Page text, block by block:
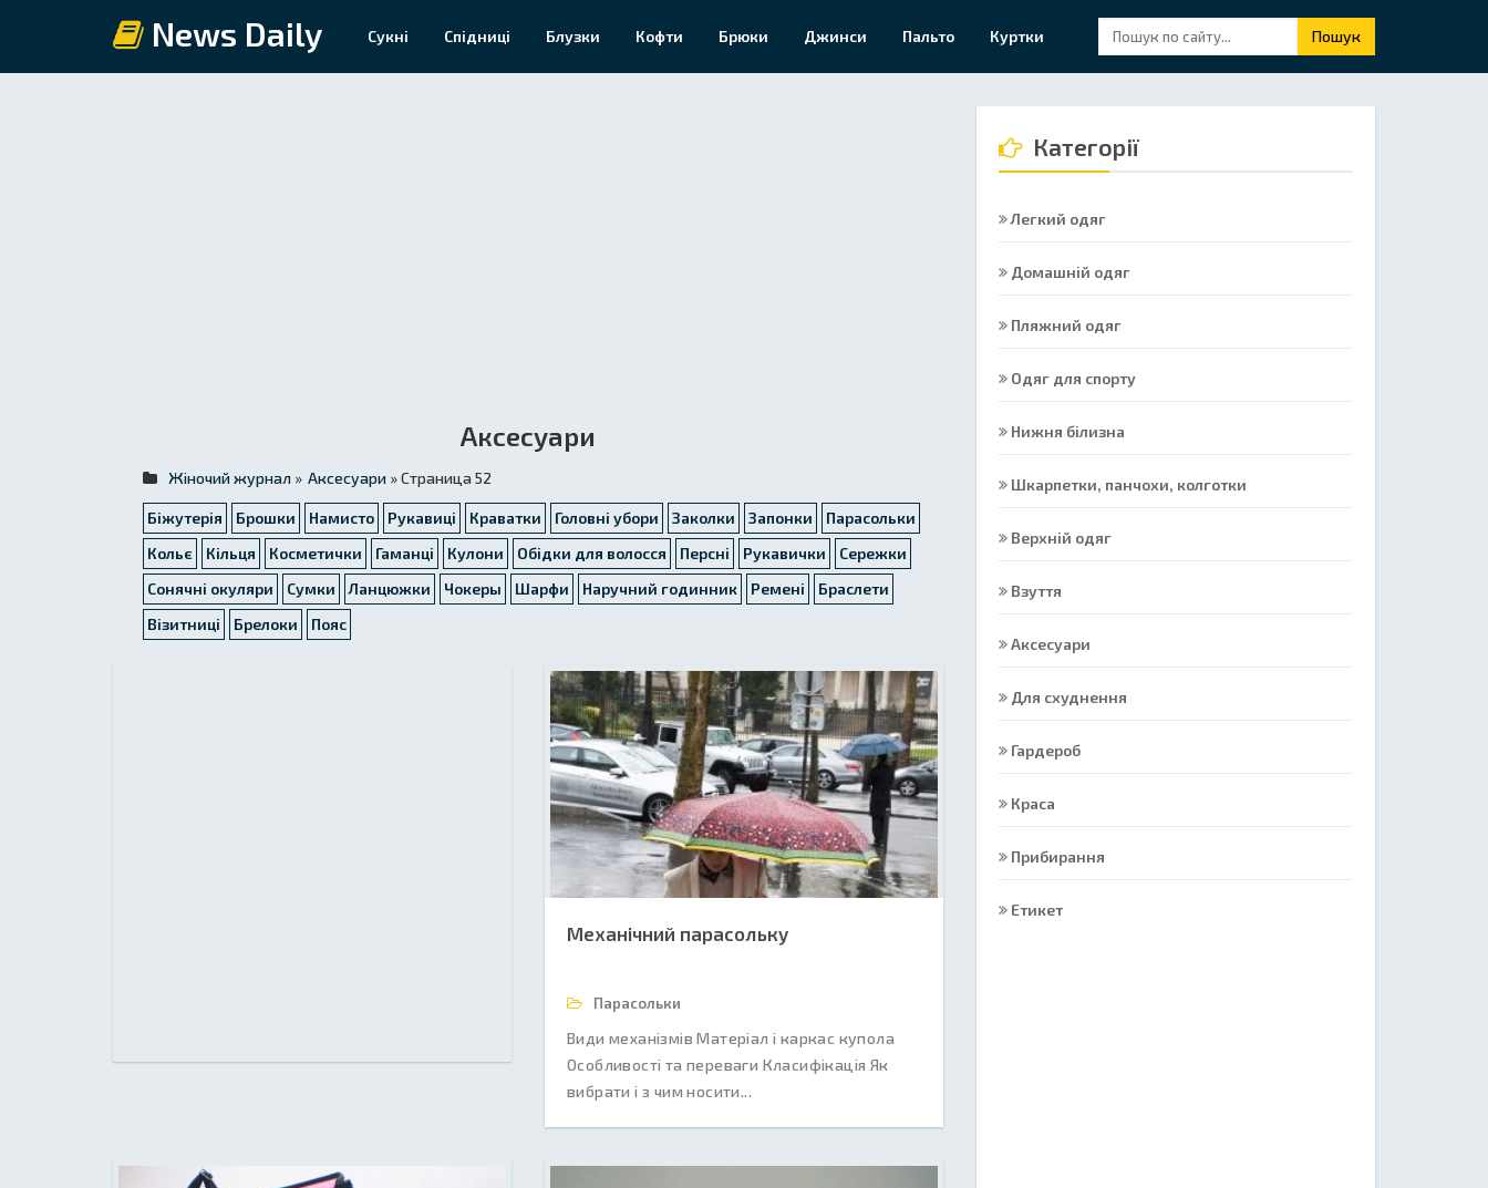
News Daily Сукні Спідниці Блузки Кофти Брюки Джинси Пальто Куртки Пошук
Аксесуари
Жіночий журнал » Аксесуари » Страница 52
Біжутерія Брошки Намисто Рукавиці Краватки Головні убори Заколки Запонки
Парасольки
Кольє
Кільця Косметички Гаманці Кулони Обідки для волосся Персні Рукавички
Сережки
Сонячні окуляри
Сумки Ланцюжки Чокеры Шарфи Наручний годинник Ремені
Браслети
Візитниці
Брелоки Пояс
Механічний парасольку
Парасольки
Види механізмів Матеріал і каркас купола
Особливості та переваги Класифікація Як
вибрати і з чим носити...
Категорії
Легкий одяг
Домашній одяг
Пляжний одяг
Одяг для спорту
Нижня білизна
Шкарпетки, панчохи, колготки
Верхній одяг
Взуття
Аксесуари
Для схуднення
Гардероб
Краса
Прибирання
Етикет